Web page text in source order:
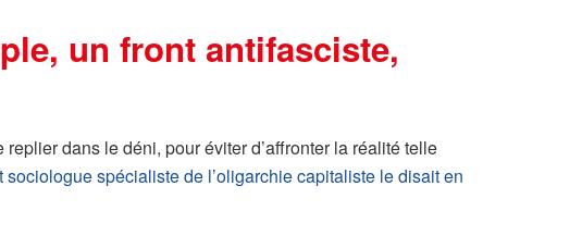
un front antifasciste,
replier dans le déni, pour éviter d’affronter la réalité telle
spécialiste de l’oligarchie capitaliste le disait en